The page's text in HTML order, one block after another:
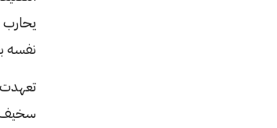
نفسه